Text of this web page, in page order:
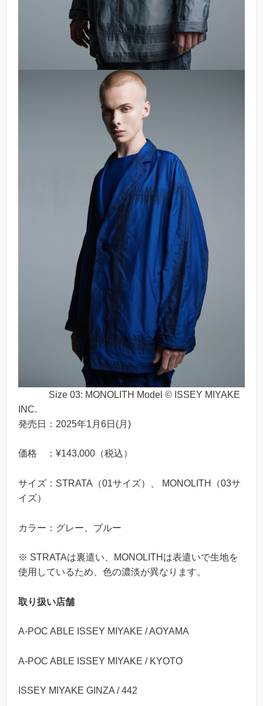
Size 03: MONOLITH Model © ISSEY MIYAKE
INC.
発売日：2025年1月6日(月)
価格 ：¥143,000（税込）
サイズ：STRATA（01サイズ）、 MONOLITH（03サ
イズ）
カラー：グレー、ブルー
※ STRATAは裏遣い、MONOLITHは表遣いで生地を
使用しているため、色の濃淡が異なります。
取り扱い店舗
A-POC ABLE ISSEY MIYAKE / AOYAMA
A-POC ABLE ISSEY MIYAKE / KYOTO
ISSEY MIYAKE GINZA / 442